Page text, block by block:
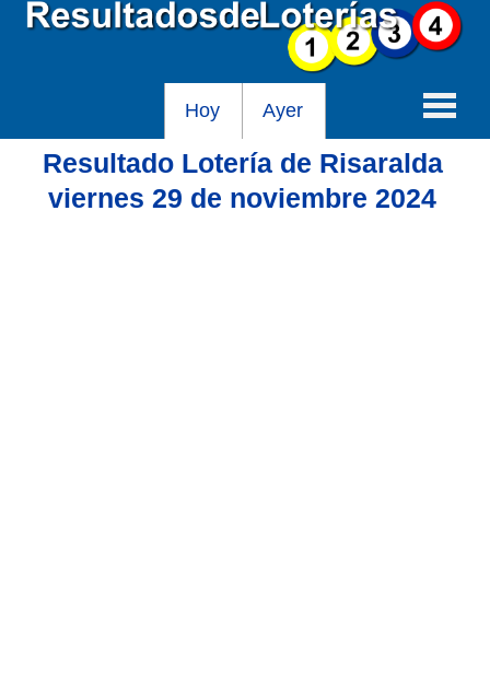
Hoy Ayer
Baloto
Resultado Lotería de Risaralda
viernes 29 de noviembre 2024